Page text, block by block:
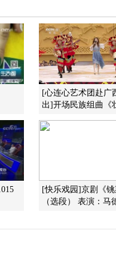
[心连心艺术团赴广
出]开场民族组曲《
[快乐戏园]京剧《铫
（选段） 表演：马